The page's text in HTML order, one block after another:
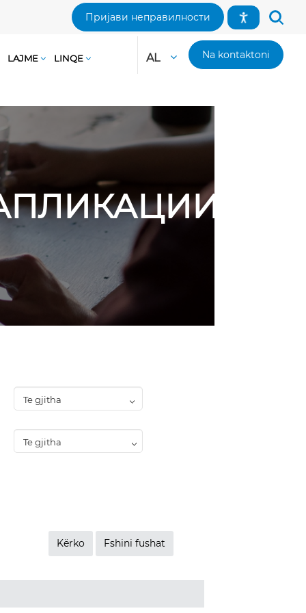
Пријави неправилности
LAJME LINQE AL Na kontaktoni
АПЛИКАЦИИ